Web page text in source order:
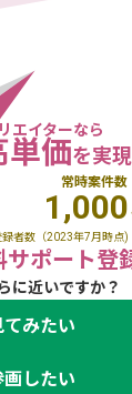
エイターなら
単価を実現
常時案件数
1,000
者数（2023年7月時点)
サポート登
に近いですか？
みたい
したい